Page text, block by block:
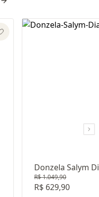
Donzela Salym
R$ 1.049,90
R$ 629,90